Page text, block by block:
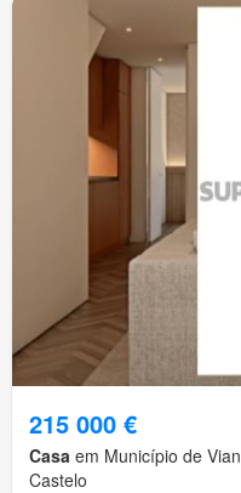
215 000 €
Casa em Município de
Castelo